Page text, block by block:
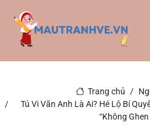
Trang chủ
Tú Vi Văn Anh Là Ai? Hé Lộ Bí
“Không